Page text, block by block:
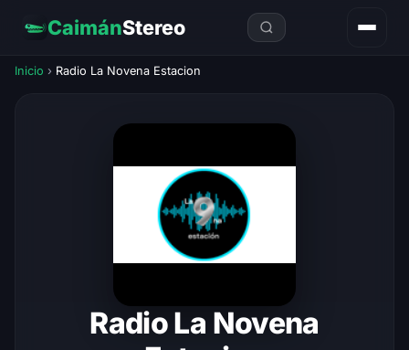
CaimánStereo
Inicio › Radio La Novena Estacion
Radio La Novena